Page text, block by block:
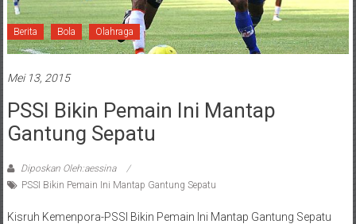
Berita Bola Olahraga
Mei 13, 2015
PSSI Bikin Pemain Ini Mantap
Gantung Sepatu
Diposkan Oleh:aessina
PSSI Bikin Pemain Ini Mantap Gantung Sepatu
Kisruh Kemenpora-PSSI Bikin Pemain Ini Mantap Gantung Sepatu